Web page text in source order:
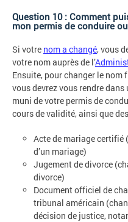
Question 10 : Comment
mon permis de conduire
Si votre nom a changé, vous
votre nom auprès de l’
Ensuite, pour changer le nom
vous devrez vous rendre dans
muni de votre permis de
cours de validité, ainsi que
Acte de mariage certifié
d’un mariage)
Jugement de divorce
divorce)
Document officiel de
tribunal américain
décision de justice,